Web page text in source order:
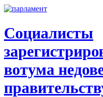
Социалисты
вотума